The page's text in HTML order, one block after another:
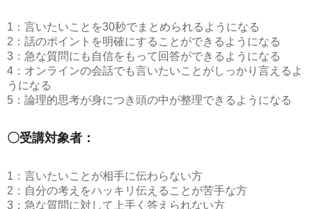
1：言いたいことを30秒でまとめられるようになる
2：話のポイントを明確にすることができるようになる
3：急な質問にも自信をもって回答ができるようになる
4：オンラインの会話でも言いたいことがしっかり言えるよ
うになる
5：論理的思考が身につき頭の中が整理できるようになる
〇受講対象者：
1：言いたいことが相手に伝わらない方
2：自分の考えをハッキリ伝えることが苦手な方
3：急な質問に対して上手く答えられない方